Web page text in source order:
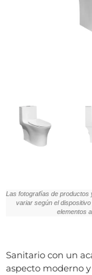
Las fotografías de productos
variar según el
elementos
Sanitario con un
aspecto moderno